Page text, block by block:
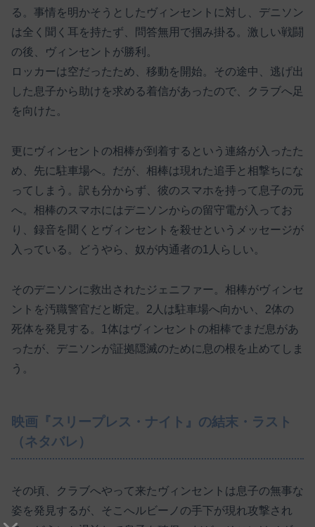
る。事情を明かそうとしたヴィンセントに対し、デニソン
は全く聞く耳を持たず、問答無用で掴み掛る。激しい戦闘
の後、ヴィンセントが勝利。
ロッカーは空だったため、移動を開始。その途中、逃げ出
した息子から助けを求める着信があったので、クラブへ足
を向けた。
更にヴィンセントの相棒が到着するという連絡が入ったた
め、先に駐車場へ。だが、相棒は現れた追手と相撃ちにな
ってしまう。訳も分からず、彼のスマホを持って息子の元
へ。相棒のスマホにはデニソンからの留守電が入ってお
り、録音を聞くとヴィンセントを殺せというメッセージが
入っている。どうやら、奴が内通者の1人らしい。
そのデニソンに救出されたジェニファー。相棒がヴィンセ
ントを汚職警官だと断定。2人は駐車場へ向かい、2体の
死体を発見する。1体はヴィンセントの相棒でまだ息があ
ったが、デニソンが証拠隠滅のために息の根を止めてしま
う。
映画『スリープレス・ナイト』の結末・ラスト
（ネタバレ）
その頃、クラブへやって来たヴィンセントは息子の無事な
姿を発見するが、そこへルビーノの手下が現れ攻撃され